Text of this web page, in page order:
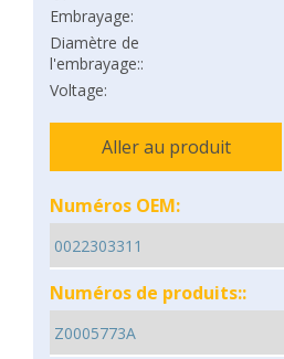
Embrayage:
Diamètre de
l'embrayage::
Voltage:
Aller au produit
Numéros OEM:
Numéros de produits::